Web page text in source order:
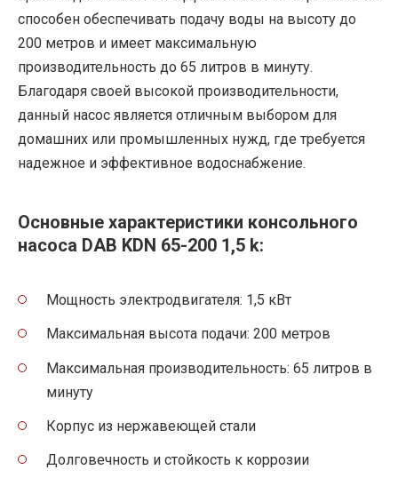
способен обеспечивать подачу воды на высоту до
200 метров и имеет максимальную
производительность до 65 литров в минуту.
Благодаря своей высокой производительности,
данный насос является отличным выбором для
домашних или промышленных нужд, где требуется
надежное и эффективное водоснабжение.
Основные характеристики консольного
насоса DAB KDN 65-200 1,5 k:
Мощность электродвигателя: 1,5 кВт
Максимальная высота подачи: 200 метров
Максимальная производительность: 65 литров в
минуту
Корпус из нержавеющей стали
Долговечность и стойкость к коррозии